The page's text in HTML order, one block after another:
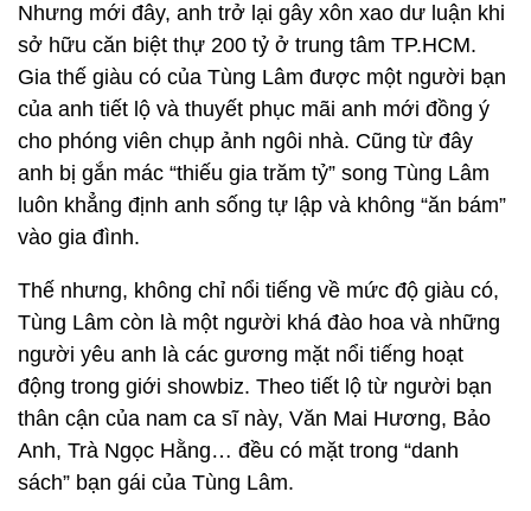
Nhưng mới đây, anh trở lại gây xôn xao dư luận khi
sở hữu căn biệt thự 200 tỷ ở trung tâm TP.HCM.
Gia thế giàu có của Tùng Lâm được một người bạn
của anh tiết lộ và thuyết phục mãi anh mới đồng ý
cho phóng viên chụp ảnh ngôi nhà. Cũng từ đây
anh bị gắn mác “thiếu gia trăm tỷ” song Tùng Lâm
luôn khẳng định anh sống tự lập và không “ăn bám”
vào gia đình.
Thế nhưng, không chỉ nổi tiếng về mức độ giàu có,
Tùng Lâm còn là một người khá đào hoa và những
người yêu anh là các gương mặt nổi tiếng hoạt
động trong giới showbiz. Theo tiết lộ từ người bạn
thân cận của nam ca sĩ này, Văn Mai Hương, Bảo
Anh, Trà Ngọc Hằng… đều có mặt trong “danh
sách” bạn gái của Tùng Lâm.